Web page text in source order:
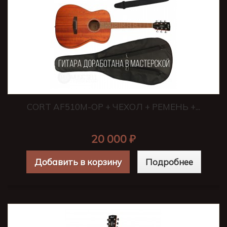
CORT AF510M-OP + ЧЕХОЛ + РЕМЕНЬ +...
20 000 ₽
Добавить в корзину Подробнее